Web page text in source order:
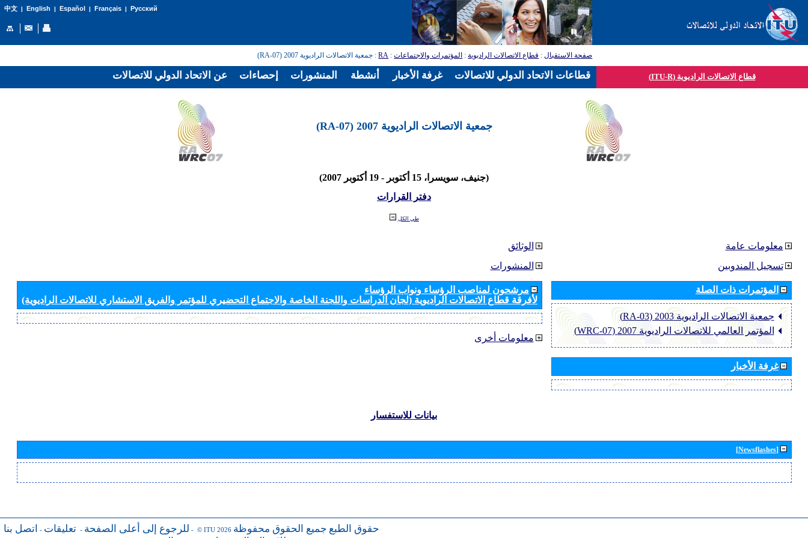
中文| English | Español | Français| Русский
صفحة الاستقبال: قطاع الاتصالات الراديوية: المؤتمرات والاجتماعات:
RA: جمعية الاتصالات الراديوية 2007 (RA-07)
قطاع الاتصالات الراديوية (ITU-R)
جمعية الاتصالات الراديوية 2007 (RA-07)
(جنيف، سويسرا، 15 أكتوبر - 19 أكتوبر 2007)
دفتر القرارات
طي الكل
الوثائق
المنشورات
مرشحون لمناصب الرؤساء ونواب الرؤساء
لأفرقة قطاع الاتصالات الراديوية (لجان الدراسات واللجنة الخاصة والاجتماع التحضيري للمؤتمر والفريق الاستشاري للاتصالات الراديوية)
معلومات أخرى
معلومات عامة
تسجيل المندوبين
المؤتمرات ذات الصلة
جمعية الاتصالات الراديوية 2003 (RA-03)
المؤتمر العالمي للاتصالات الراديوية 2007 (WRC-07)
غرفة الأخبار
بيانات للاستفسار
[Newsflashes]
للرجوع إلى أعلى الصفحة - تعليقات - اتصل بنا - © ITU 2026 حقوق الطبع جميع الحقوق محفوظة
عن الاتحاد الدولي للاتصالات إحصاءات المنشورات أنشطة غرفة الأخبار قطاعات الاتحاد الدولي للاتصالات